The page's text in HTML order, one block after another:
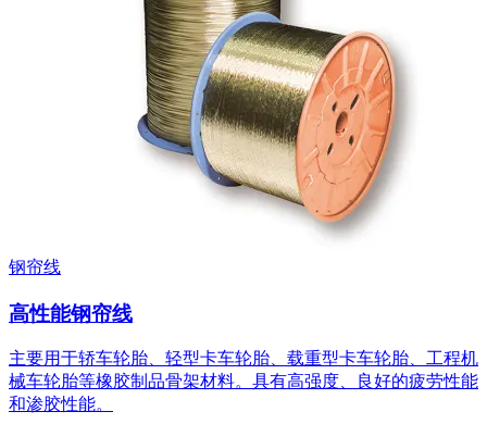
钢帘线
高性能钢帘线
主要用于轿车轮胎、轻型卡车轮胎、载重型卡车轮胎、工程机
械车轮胎等橡胶制品骨架材料。具有高强度、良好的疲劳性能
和渗胶性能。